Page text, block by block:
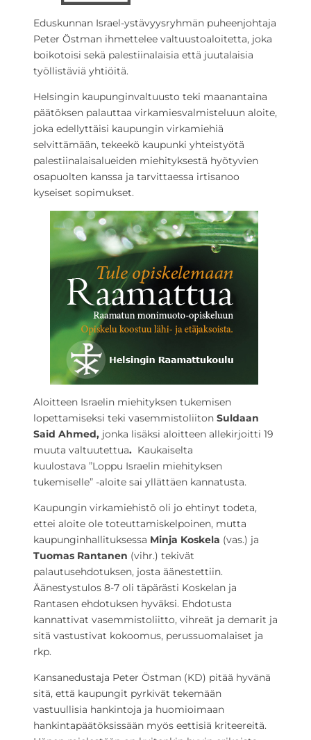
Eduskunnan Israel-ystävyysryhmän puheenjohtaja
Peter Östman ihmettelee valtuustoaloitetta, joka
boikotoisi sekä palestiinalaisia että juutalaisia
työllistäviä yhtiöitä.
Helsingin kaupunginvaltuusto teki maanantaina
päätöksen palauttaa virkamiesvalmisteluun aloite,
joka edellyttäisi kaupungin virkamiehiä
selvittämään, tekeekö kaupunki yhteistyötä
palestiinalaisalueiden miehityksestä hyötyvien
osapuolten kanssa ja tarvittaessa irtisanoo
kyseiset sopimukset.
Aloitteen Israelin miehityksen tukemisen
lopettamiseksi teki vasemmistoliiton Suldaan
Said Ahmed, jonka lisäksi aloitteen allekirjoitti 19
muuta valtuutettua. Kaukaiselta
kuulostava ”Loppu Israelin miehityksen
tukemiselle” -aloite sai yllättäen kannatusta.
Kaupungin virkamiehistö oli jo ehtinyt todeta,
ettei aloite ole toteuttamiskelpoinen, mutta
kaupunginhallituksessa Minja Koskela (vas.) ja
Tuomas Rantanen (vihr.) tekivät
palautusehdotuksen, josta äänestettiin.
Äänestystulos 8-7 oli täpärästi Koskelan ja
Rantasen ehdotuksen hyväksi. Ehdotusta
kannattivat vasemmistoliitto, vihreät ja demarit ja
sitä vastustivat kokoomus, perussuomalaiset ja
rkp.
Kansanedustaja Peter Östman (KD) pitää hyvänä
sitä, että kaupungit pyrkivät tekemään
vastuullisia hankintoja ja huomioimaan
hankintapäätöksissään myös eettisiä kriteereitä.